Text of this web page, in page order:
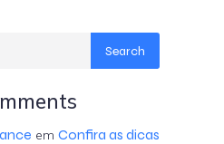
Search
em Confira as dicas